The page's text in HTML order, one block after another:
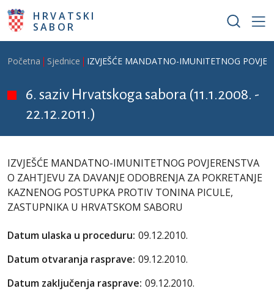
Skoči na glavni sadržaj
HRVATSKI
SABOR
Breadcrumb
Početna Sjednice IZVJEŠĆE MANDATNO-IMUNITETNOG
6. saziv Hrvatskoga sabora (11.1.2008. -
22.12.2011.)
IZVJEŠĆE MANDATNO-IMUNITETNOG POVJERENSTVA
O ZAHTJEVU ZA DAVANJE ODOBRENJA ZA POKRETANJE
KAZNENOG POSTUPKA PROTIV TONINA PICULE,
ZASTUPNIKA U HRVATSKOM SABORU
Datum ulaska u proceduru: 09.12.2010.
Datum otvaranja rasprave: 09.12.2010.
Datum zaključenja rasprave: 09.12.2010.